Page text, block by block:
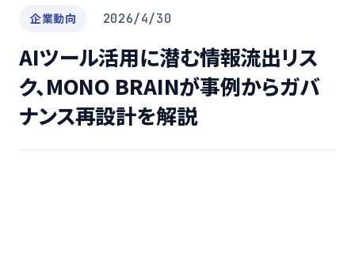
企業動向 2026/4/30
AIツール活用に潜む情報流出リス
ク、MONO BRAINが事例からガバ
ナンス再設計を解説